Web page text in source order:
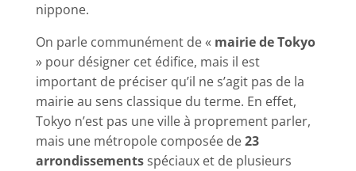
nippone.
On parle communément de « mairie de Tokyo
» pour désigner cet édifice, mais il est
important de préciser qu’il ne s’agit pas de la
mairie au sens classique du terme. En effet,
Tokyo n’est pas une ville à proprement parler,
mais une métropole composée de23
arrondissementsspéciaux et de plusieurs